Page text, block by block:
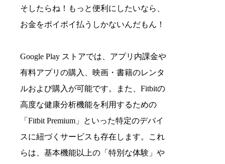
そしたらね！もっと便利にしたいなら、
お金をポイポイ払うしかないんだもん！
Google Play ストアでは、アプリ内課金や
有料アプリの購入、映画・書籍のレンタ
ルおよび購入が可能です。また、Fitbitの
高度な健康分析機能を利用するための
「Fitbit Premium」といった特定のデバイ
スに紐づくサービスも存在します。これ
らは、基本機能以上の「特別な体験」や